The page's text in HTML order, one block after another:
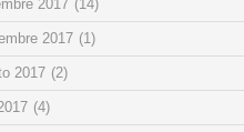
2017 (14)
2017 (1)
2017 (2)
(4)